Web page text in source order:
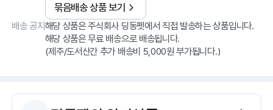
묶음배송 상품 보기
배송 공지 해당 상품은 주식회사 딩동펫에서 직접 발송하는 상품입니다.
해당 상품은 무료 배송으로 배송됩니다.